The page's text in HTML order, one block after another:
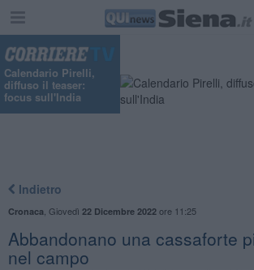
Calendario Pirelli,
diffuso il teaser:
focus sull'India
Indietro
Cronaca Giovedì 22 Dicembre 2022ore 11:25
Abbandonano una cassaforte
nel campo